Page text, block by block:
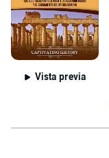
Vista previa